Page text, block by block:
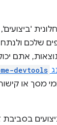
שלכם
אתם
devtools
מסך או
בסביבת